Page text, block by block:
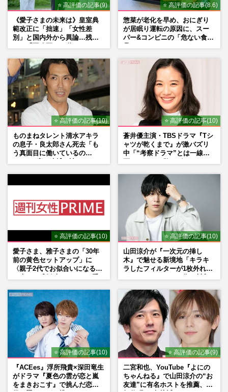
⭐ 高評価の記事(9)
《愛子さまの未来は》皇室典
範改正に「拙速」「女性差
別」と国内外から異論…残さ
⭐ 高評価の記事(8.6)
惣菜が老化を早め、おにぎり
が居眠り運転の原因に、スー
パー&コンビニの「危ない食
⭐ 高評価の記事(10)
ものまねタレント清水アキラ
の息子・良太郎さん死去「も
う真面目に働いているの
⭐ 高評価の記事(10)
蒼井優主演・TBSドラマ『Tシ
ャツが乾くまで』が激バズリ
中「“考察ドラマ”とは一線を
⭐ 高評価の記事(10)
愛子さま、雅子さまの「30年
前の黄色セットアップ」に
〈親子2代でお似合いになる〉
⭐ 高評価の記事(10)
山田涼介が『一次元の挿し
木』で魅せる新境地「キラキ
ラしたフィルターが1枚外れて
⭐ 高評価の記事(10)
『ACEes』浮所飛貴×深田竜生
がドラマ『夏色の雲が恋と嵐
をまきおこす』で挑んだ恋人
⭐ 高評価の記事(9)
二宮和也、YouTube『よにの
ちゃんねる』で山田涼介の“お
友達”に有名ホストを推薦、歌